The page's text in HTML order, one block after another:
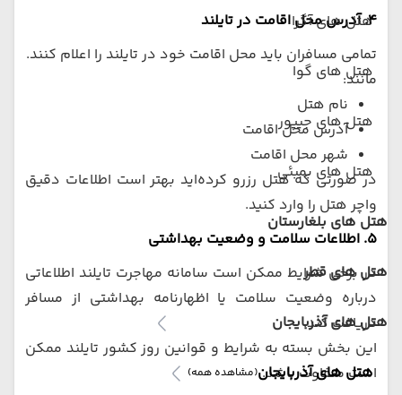
هتل های آگرا
هتل های گوا
هتل های جیپور
هتل های بمبئی
هتل های بلغارستان
هتل های قطر
هتل های آذربایجان
هتل های آذربایجان(مشاهده همه)
۴. آدرس محل اقامت در تایلند
تمامی مسافران باید محل اقامت خود در تایلند را اعلام کنند.
مانند:
نام هتل
آدرس محل اقامت
شهر محل اقامت
در صورتی که هتل رزرو کرده‌اید بهتر است اطلاعات دقیق
واچر هتل را وارد کنید.
۵. اطلاعات سلامت و وضعیت بهداشتی
در برخی شرایط ممکن است سامانه مهاجرت تایلند اطلاعاتی
درباره وضعیت سلامت یا اظهارنامه بهداشتی از مسافر
دریافت کند.
این بخش بسته به شرایط و قوانین روز کشور تایلند ممکن
است متفاوت باشد.